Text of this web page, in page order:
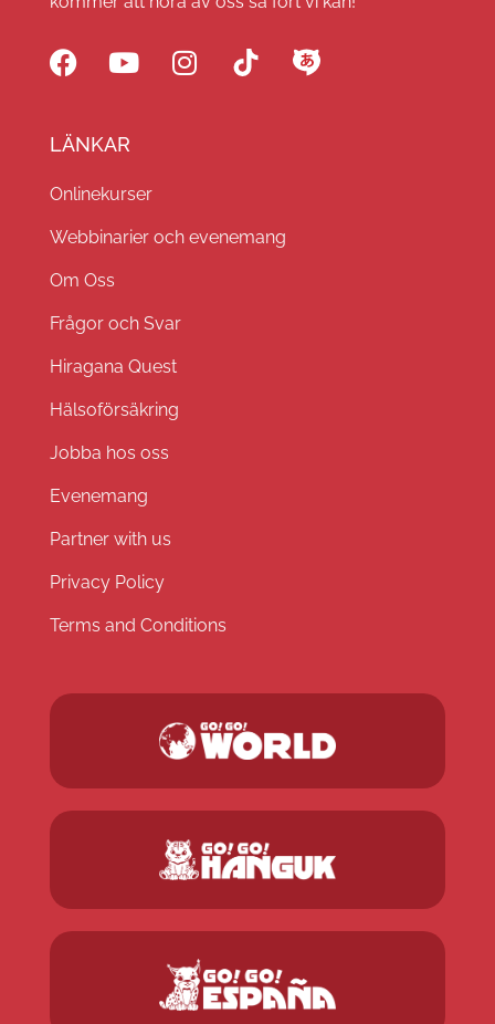
LÄNKAR
Onlinekurser
Webbinarier och evenemang
Om Oss
Frågor och Svar
Hiragana Quest
Hälsoförsäkring
Jobba hos oss
Evenemang
Partner with us
Privacy Policy
Terms and Conditions